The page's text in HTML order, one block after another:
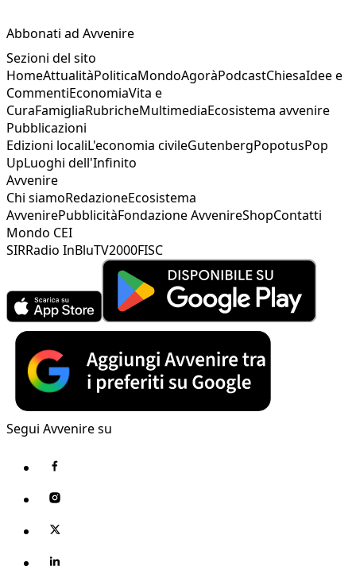
Abbonati ad Avvenire
Sezioni del sito
HomeAttualitàPoliticaMondoAgoràPodcastChiesaIdee e
CommentiEconomiaVita e
CuraFamigliaRubricheMultimediaEcosistema avvenire
Pubblicazioni
Edizioni localiL'economia civileGutenbergPopotusPop
UpLuoghi dell'Infinito
Avvenire
Chi siamoRedazioneEcosistema
AvvenirePubblicitàFondazione AvvenireShopContatti
Mondo CEI
SIRRadio InBluTV2000FISC
Segui Avvenire su